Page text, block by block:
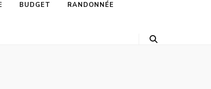
BUDGET
RANDONNÉE